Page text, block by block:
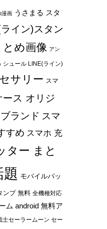
漫画 うさまる スタ
イン)スタン
とめ画像 アン
シュール LINE(ライン)
サリー スマ
ース オリジ
ランド スマ
すめ スマホ 充
ター まと
モバイルバッ
ンプ 無料 全機種対応
ム android 無料ア
士セーラームーン セー